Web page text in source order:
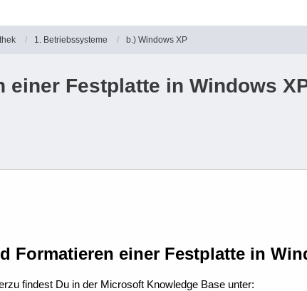
1. Betriebssysteme b.) Windows XP
Festplatte in Windows
Formatieren einer Festplatte in
findest Du in der Microsoft Knowledge Base unter: